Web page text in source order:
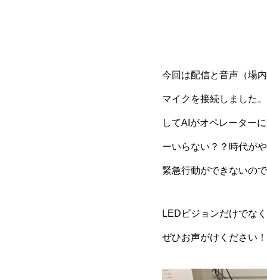
今回は配信と音声（場
マイクを接続しました
してAIがオペレーター
ーいらない？？時代が
緊急行動ができないの
LEDビジョンだけでな
ぜひお声がけください